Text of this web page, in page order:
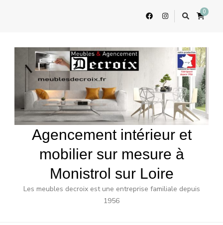
0
Agencement intérieur et
mobilier sur mesure à
Monistrol sur Loire
Les meubles decroix est une entreprise familiale depuis
1956